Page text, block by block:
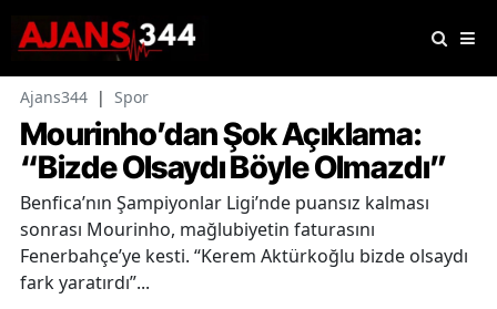
Ajans344 | Spor
Mourinho’dan Şok Açıklama:
“Bizde Olsaydı Böyle Olmazdı”
Benfica’nın Şampiyonlar Ligi’nde puansız kalması
sonrası Mourinho, mağlubiyetin faturasını
Fenerbahçe’ye kesti. “Kerem Aktürkoğlu bizde olsaydı
fark yaratırdı”...